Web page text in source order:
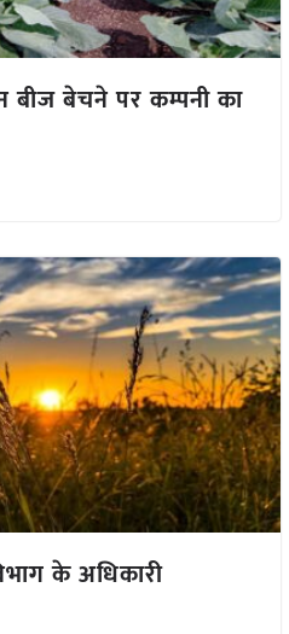
बीज बेचने पर कम्पनी का
के अधिकारी